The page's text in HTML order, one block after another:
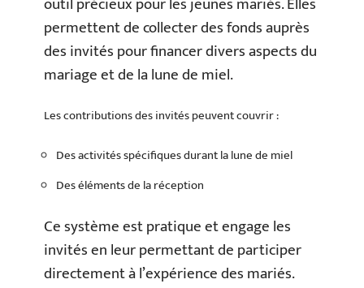
permettent de collecter des fonds auprès
des invités pour financer divers aspects du
mariage et de la lune de miel.
Les contributions des invités peuvent couvrir :
Des activités spécifiques durant la lune de miel
Des éléments de la réception
Ce système est pratique et engage les
invités en leur permettant de participer
directement à l’expérience des mariés.